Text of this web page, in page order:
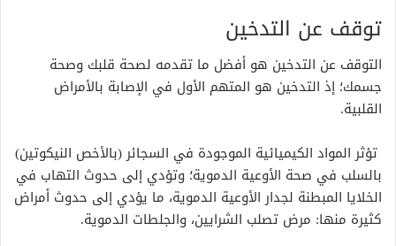
توقف عن التدخين
التوقف عن التدخين هو أفضل ما تقدمه لصحة قلبك وصحة
جسمك؛ إذ التدخين هو المتهم الأول في الإصابة بالأمراض
القلبية.
تؤثر المواد الكيميائية الموجودة في السجائر (بالأخص النيكوتين)
بالسلب في صحة الأوعية الدموية؛ وتؤدي إلى حدوث التهاب في
الخلايا المبطنة لجدار الأوعية الدموية، ما يؤدي إلى حدوث أمراض
كثيرة منها: مرض تصلب الشرايين، والجلطات الدموية.